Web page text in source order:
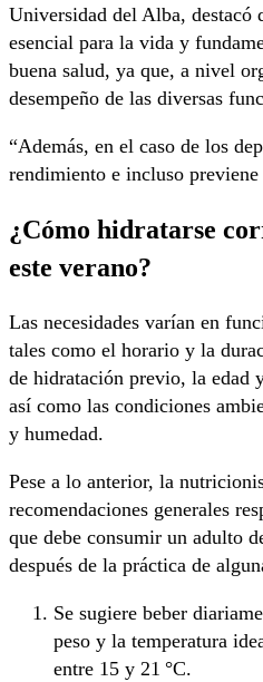
Universidad del Alba, destacó
esencial para la vida y
buena salud, ya que, a nivel
desempeño de las diversas
“Además, en el caso de los
rendimiento e incluso previene
¿Cómo hidratarse
este verano?
Las necesidades varían en
tales como el horario y la
de hidratación previo, la edad
así como las condiciones
y humedad.
Pese a lo anterior, la
recomendaciones generales
que debe consumir un adulto
después de la práctica de
Se sugiere beber
peso y la temperatura
entre 15 y 21 °C.